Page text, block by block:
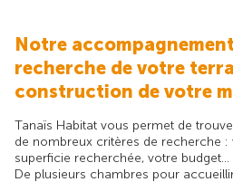
Notre
recherche de votre
construction de votre
Tanaïs Habitat vous permet de
de nombreux critères de recherche
superficie recherchée, votre
De plusieurs chambres pour